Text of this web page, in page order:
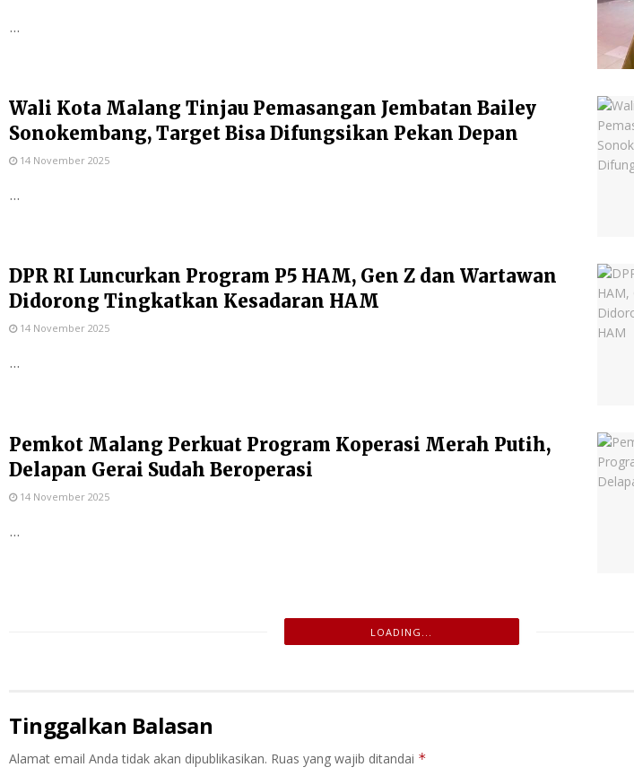
...
Wali Kota Malang Tinjau Pemasangan Jembatan Bailey
Sonokembang, Target Bisa Difungsikan Pekan Depan
14 November 2025
...
DPR RI Luncurkan Program P5 HAM, Gen Z dan Wartawan
Didorong Tingkatkan Kesadaran HAM
14 November 2025
...
Pemkot Malang Perkuat Program Koperasi Merah Putih,
Delapan Gerai Sudah Beroperasi
14 November 2025
...
LOADING...
Tinggalkan Balasan
Alamat email Anda tidak akan dipublikasikan. Ruas yang wajib ditandai *